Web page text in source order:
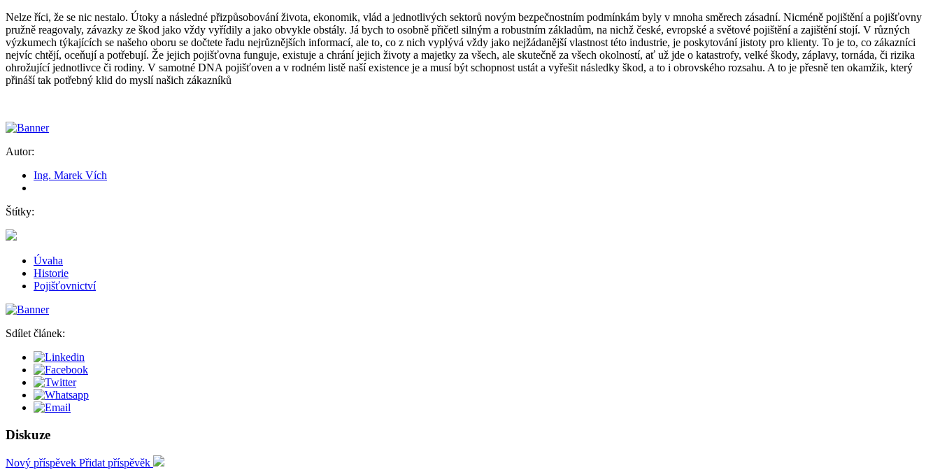
Nelze říci, že se nic nestalo. Útoky a následné přizpůsobování života, ekonomik, vlád a jednotlivých sektorů novým bezpečnostním podmínkám byly v mnoha směrech zásadní. Nicméně pojištění a pojišťovny
pružně reagovaly, závazky ze škod jako vždy vyřídily a jako obvykle obstály. Já bych to osobně přičetl silným a robustním základům, na nichž české, evropské a světové pojištění a zajištění stojí. V různých
výzkumech týkajících se našeho oboru se dočtete řadu nejrůznějších informací, ale to, co z nich vyplývá vždy jako nejžádanější vlastnost této industrie, je poskytování jistoty pro klienty. To je to, co zákazníci
nejvíc chtějí, oceňují a potřebují. Že jejich pojišťovna funguje, existuje a chrání jejich životy a majetky za všech, ale skutečně za všech okolností, ať už jde o katastrofy, velké škody, záplavy, tornáda, či rizika
ohrožující jednotlivce či rodiny. V samotné DNA pojišťoven a v rodném listě naší existence je a musí být schopnost ustát a vyřešit následky škod, a to i obrovského rozsahu. A to je přesně ten okamžik, který
přináší tak potřebný klid do myslí našich zákazníků
Autor:
Ing. Marek Vích
Štítky:
Úvaha
Historie
Pojišťovnictví
Sdílet článek:
Diskuze
Nový příspěvek Přidat příspěvěk